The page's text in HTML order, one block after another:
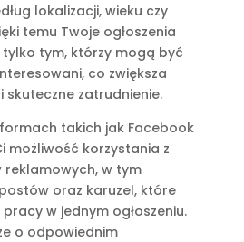
lokalizacji, wieku czy
temu Twoje ogłoszenia
tym, którzy mogą być
co zwiększa
skuteczne zatrudnienie.
takich jak Facebook
możliwość korzystania z
w tym
oraz karuzel, które
w jednym ogłoszeniu.
o odpowiednim